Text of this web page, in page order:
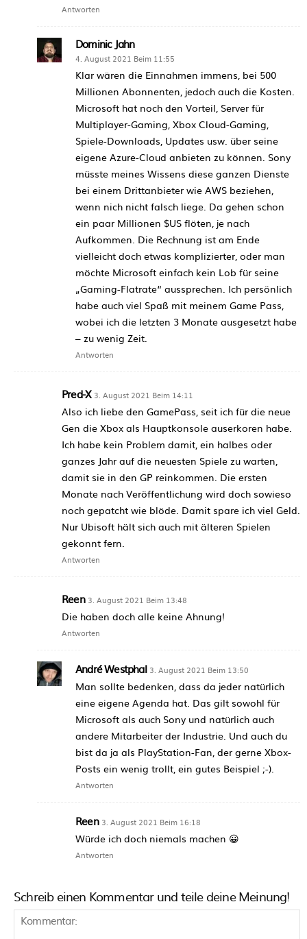
Antworten
Dominic Jahn
4. August 2021 Beim 11:55
Klar wären die Einnahmen immens, bei 500
Millionen Abonnenten, jedoch auch die Kosten.
Microsoft hat noch den Vorteil, Server für
Multiplayer-Gaming, Xbox Cloud-Gaming,
Spiele-Downloads, Updates usw. über seine
eigene Azure-Cloud anbieten zu können. Sony
müsste meines Wissens diese ganzen Dienste
bei einem Drittanbieter wie AWS beziehen,
wenn nich nicht falsch liege. Da gehen schon
ein paar Millionen $US flöten, je nach
Aufkommen. Die Rechnung ist am Ende
vielleicht doch etwas komplizierter, oder man
möchte Microsoft einfach kein Lob für seine
„Gaming-Flatrate“ aussprechen. Ich persönlich
habe auch viel Spaß mit meinem Game Pass,
wobei ich die letzten 3 Monate ausgesetzt habe
– zu wenig Zeit.
Antworten
Pred-X 3. August 2021 Beim 14:11
Also ich liebe den GamePass, seit ich für die neue
Gen die Xbox als Hauptkonsole auserkoren habe.
Ich habe kein Problem damit, ein halbes oder
ganzes Jahr auf die neuesten Spiele zu warten,
damit sie in den GP reinkommen. Die ersten
Monate nach Veröffentlichung wird doch sowieso
noch gepatcht wie blöde. Damit spare ich viel Geld.
Nur Ubisoft hält sich auch mit älteren Spielen
gekonnt fern.
Antworten
Reen 3. August 2021 Beim 13:48
Die haben doch alle keine Ahnung!
Antworten
André Westphal 3. August 2021 Beim 13:50
Man sollte bedenken, dass da jeder natürlich
eine eigene Agenda hat. Das gilt sowohl für
Microsoft als auch Sony und natürlich auch
andere Mitarbeiter der Industrie. Und auch du
bist da ja als PlayStation-Fan, der gerne Xbox-
Posts ein wenig trollt, ein gutes Beispiel ;-).
Antworten
Reen 3. August 2021 Beim 16:18
Würde ich doch niemals machen 😀
Antworten
Schreib einen Kommentar und teile deine Meinung!